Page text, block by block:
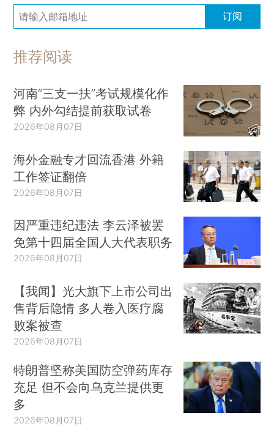
订阅
推荐阅读
河南“三支一扶”考试规模化作
弊 内外勾结提前获取试卷
2026年08月07日
海外金融专才回流香港 外籍
工作签证翻倍
2026年08月07日
因严重违纪违法 李云泽被罢
免第十四届全国人大代表职务
2026年08月07日
【我闻】光大旗下上市公司出
售背后隐情 多人卷入医疗腐
败案被查
2026年08月07日
特朗普坚称美国防空弹药库存
充足 但不会向乌克兰提供更
多
2026年08月07日